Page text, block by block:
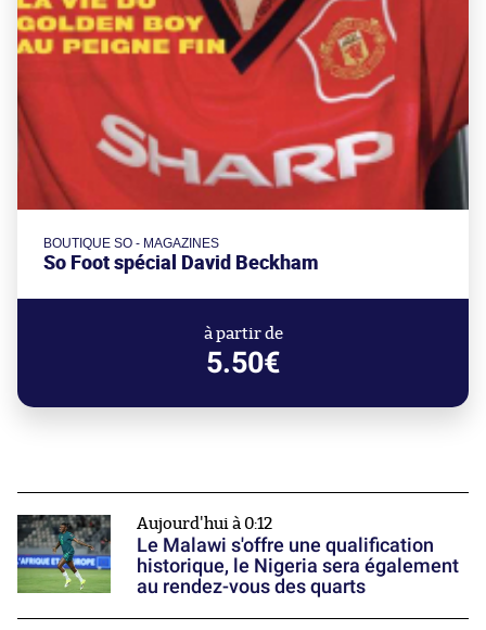
BOUTIQUE SO - MAGAZINES
So Foot spécial David Beckham
à partir de
5.50€
Aujourd'hui à 0:12
Le Malawi s'offre une qualification
historique, le Nigeria sera également
au rendez-vous des quarts